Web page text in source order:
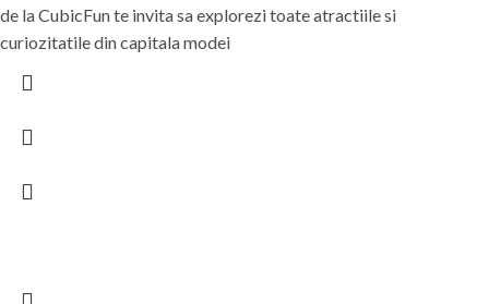
de la CubicFun te invita sa explorezi toate atractiile si
curiozitatile din capitala modei